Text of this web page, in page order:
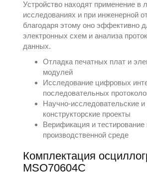
Устройство находят применение в
исследованиях и при инженерной
благодаря этому оно эффективно
электронных схем и анализа
данных.
Отладка печатных плат и
модулей
Исследование цифровых
последовательных
Научно-исследовательские
конструкторские проекты
Верификация и
производственной среде
Комплектация
MSO70604C